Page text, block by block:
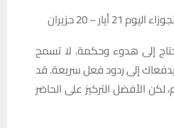
– 20 حزيران
إلى هدوء وحكمة. لا تسمح
يدفعاك إلى ردود فعل سريعة. قد
الأفضل التركيز على الحاضر